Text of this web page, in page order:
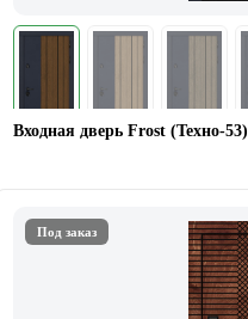
Входная дверь Frost (Техно-53)
Под заказ